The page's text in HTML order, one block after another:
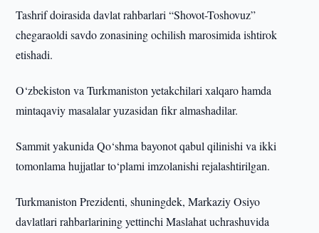
Tashrif doirasida davlat rahbarlari “Shovot-Toshovuz”
chegaraoldi savdo zonasining ochilish marosimida ishtirok
etishadi.
O‘zbekiston va Turkmaniston yetakchilari xalqaro hamda
mintaqaviy masalalar yuzasidan fikr almashadilar.
Sammit yakunida Qo‘shma bayonot qabul qilinishi va ikki
tomonlama hujjatlar to‘plami imzolanishi rejalashtirilgan.
Turkmaniston Prezidenti, shuningdek, Markaziy Osiyo
davlatlari rahbarlarining yettinchi Maslahat uchrashuvida